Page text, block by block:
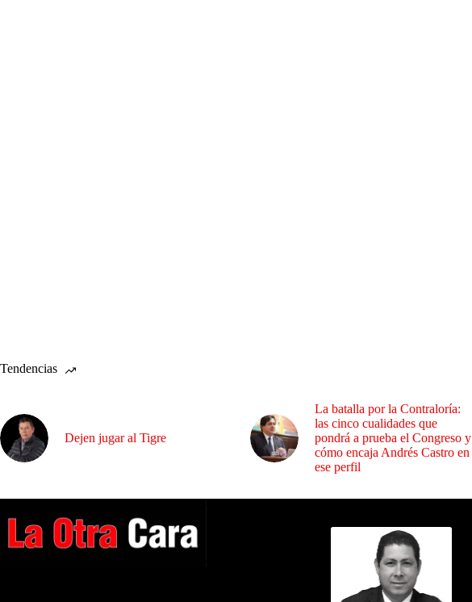
Tendencias
Dejen jugar al Tigre
La batalla por la Contraloría:
las cinco cualidades que
pondrá a prueba el Congreso y
cómo encaja Andrés Castro en
ese perfil